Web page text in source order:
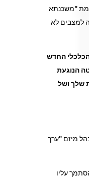
"משכנתא
למצבים לא
החדש
הנוגעת
שלך ושל
מיזם "ערך
עליו